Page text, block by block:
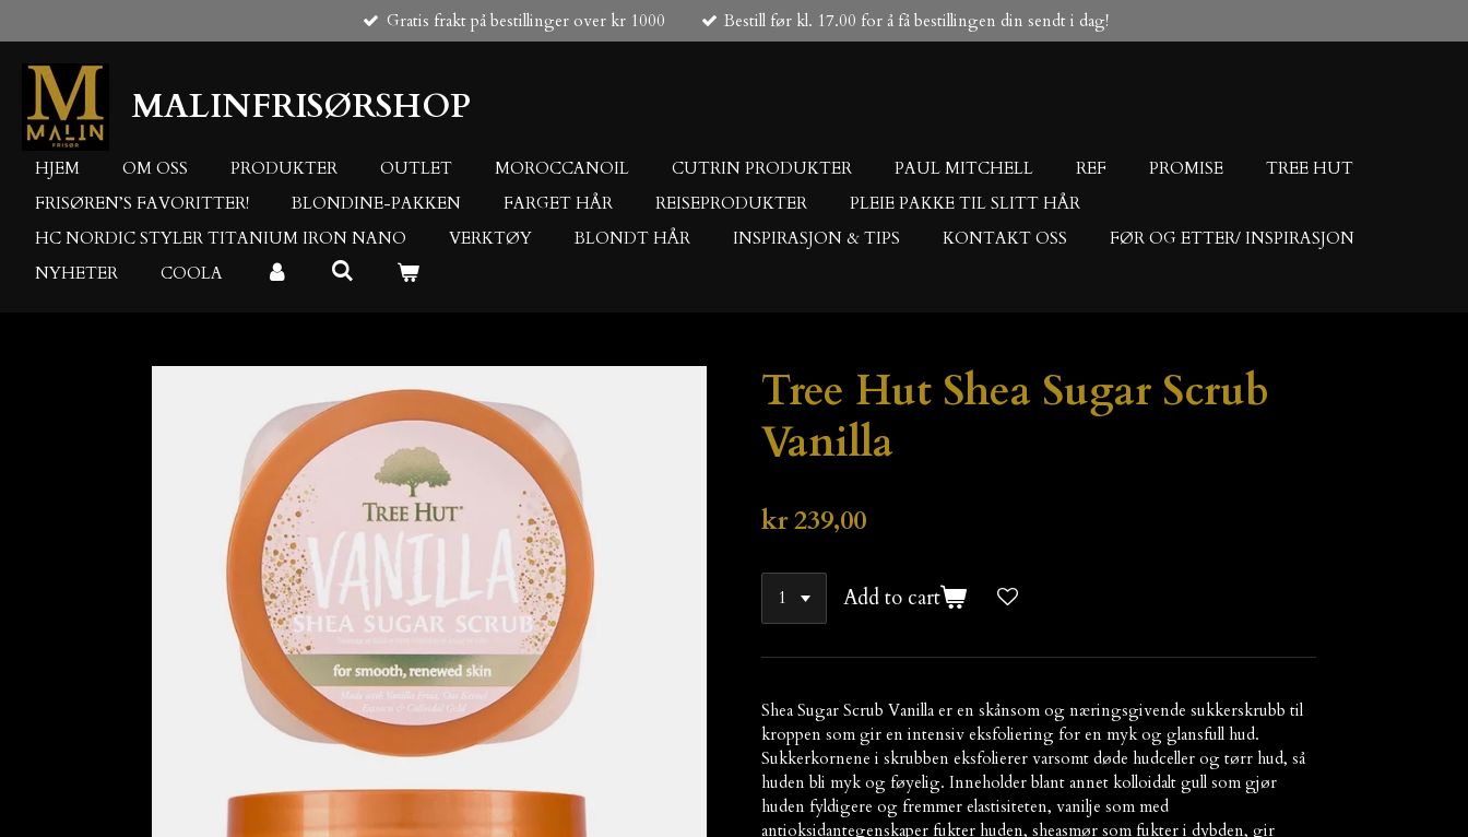
til
hovedinnhold
Gratis frakt på bestillinger over kr 1000 Bestill før kl. 17.00 for å få bestillingen din sendt i dag!
MALINFRISØRSHOP
HJEM OM OSS PRODUKTER OUTLET MOROCCANOIL CUTRIN PRODUKTER PAUL MITCHELL REF PROMISE
TREE HUT
FRISØREN’S FAVORITTER!
BLONDINE-PAKKEN FARGET HÅR REISEPRODUKTER
PLEIE PAKKE TIL SLITT HÅR
HC NORDIC STYLER TITANIUM IRON NANO
VERKTØY BLONDT HÅR INSPIRASJON & TIPS KONTAKT OSS
FØR OG ETTER/ INSPIRASJON
NYHETER
COOLA
Tree Hut Shea Sugar Scrub
Vanilla
kr 239,00
Add to cart
Shea Sugar Scrub Vanilla er en skånsom og næringsgivende sukkerskrubb til
kroppen som gir en intensiv eksfoliering for en myk og glansfull hud.
Sukkerkornene i skrubben eksfolierer varsomt døde hudceller og tørr hud, så
huden bli myk og føyelig. Inneholder blant annet kolloidalt gull som gjør
huden fyldigere og fremmer elastisiteten, vanilje som med
antioksidantegenskaper fukter huden, sheasmør som fukter i dybden, gir